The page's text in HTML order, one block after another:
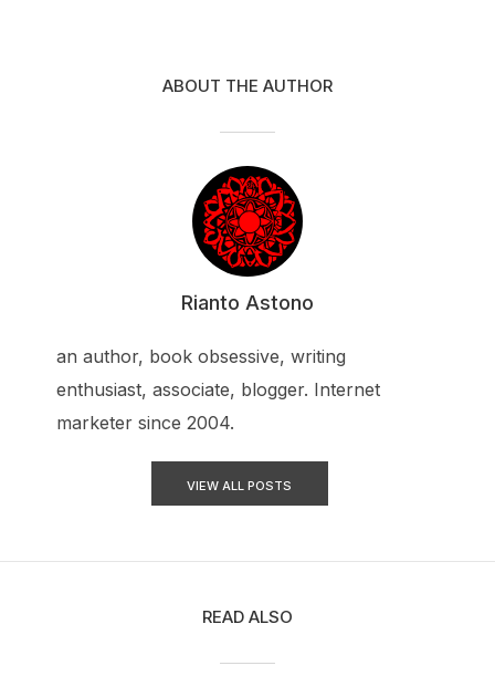
ABOUT THE AUTHOR
Rianto Astono
an author, book obsessive, writing
enthusiast, associate, blogger. Internet
marketer since 2004.
VIEW ALL POSTS
READ ALSO